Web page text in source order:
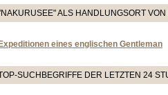
ALS HANDLUNGSORT
Expeditionen eines englischen Gentleman
SUCHBEGRIFFE DER LETZTEN 24